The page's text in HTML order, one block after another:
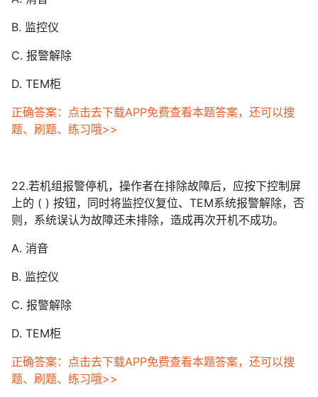
B. 监控仪
C. 报警解除
D. TEM柜
正确答案：点击去下载APP免费查看本题答案，还可以搜
题、刷题、练习哦>>
22.若机组报警停机，操作者在排除故障后，应按下控制屏
上的 ( ) 按钮，同时将监控仪复位、TEM系统报警解除，否
则，系统误认为故障还未排除，造成再次开机不成功。
A. 消音
B. 监控仪
C. 报警解除
D. TEM柜
正确答案：点击去下载APP免费查看本题答案，还可以搜
题、刷题、练习哦>>